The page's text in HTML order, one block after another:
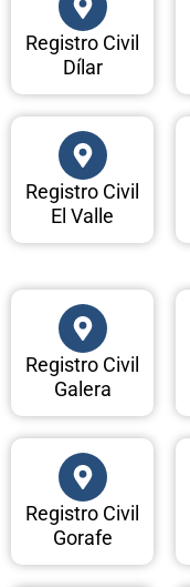
Registro Civil
Dílar
Registro Civil
El Valle
Registro Civil
Galera
Registro Civil
Gorafe